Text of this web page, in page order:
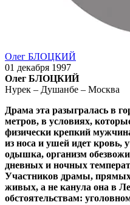
Олег БЛОЦКИЙ
01 декабря 1997
Олег БЛОЦКИЙ
Нурек – Душанбе – Москва
Драма эта разыгралась в
метров, в условиях,
физически крепкий
из носа и ушей идет кровь,
одышка, организм
дневных и ночных
Участников драмы,
живых, а не канула она в
обстоятельствам: